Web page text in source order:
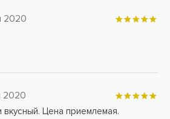
2020
2020
Цена приемлемая.